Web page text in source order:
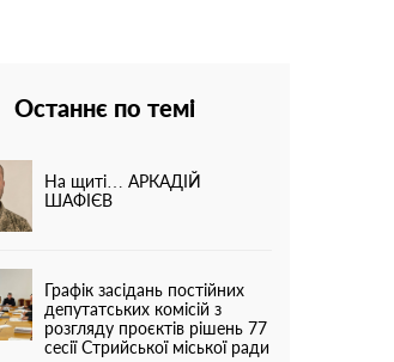
Останнє по темі
На щиті… АРКАДІЙ
ШАФІЄВ
Графік засідань постійних
депутатських комісій з
розгляду проєктів рішень 77
сесії Стрийської міської ради